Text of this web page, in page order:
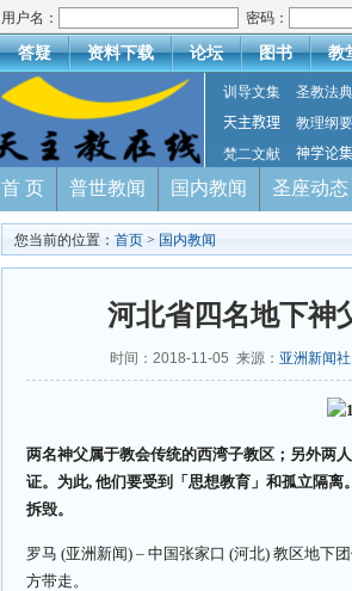
用户名： 密码：
答疑 资料下载 论坛 图书 教
训导文集 圣教法典
天主教理
教理纲要
梵二文献
神学论集
首 页 普世教闻 国内教闻 圣座动态
您当前的位置： 首页 > 国内教闻
河北省四名地下神
时间：2018-11-05 来源： 亚洲新闻社
两名神父属于教会传统的西湾子教区；另外两
证。为此, 他们要受到「思想教育」和孤立隔
拆毁。
罗马 (亚洲新闻) – 中国张家口 (河北) 教区地下
方带走。